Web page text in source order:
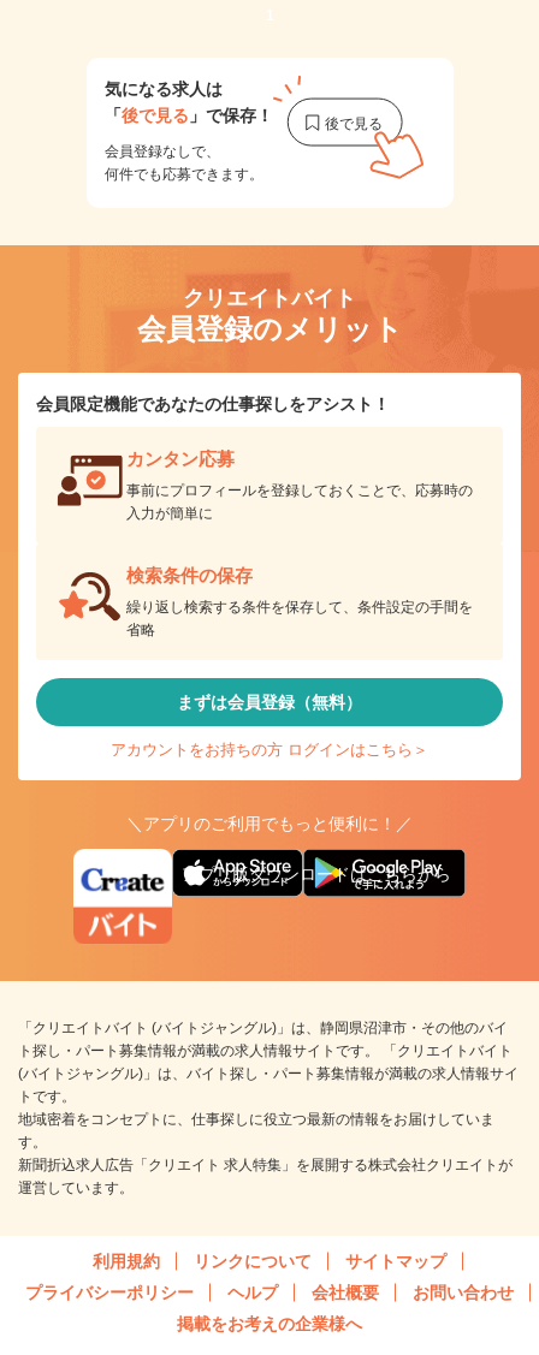
1
気になる求人は
「後で見る 」で保存！
会員登録なしで、
何件でも応募できます。
クリエイトバイト
会員登録のメリット
会員限定機能であなたの仕事探しをアシスト！
カンタン応募
事前にプロフィールを登録しておくことで、応募時の
入力が簡単に
検索条件の保存
繰り返し検索する条件を保存して、条件設定の手間を
省略
まずは会員登録（無料）
アカウントをお持ちの方 ログインはこちら＞
＼アプリのご利用でもっと便利に！／
アプリ版ダウンロードはこちらから
「クリエイトバイト (バイトジャングル)」は、静岡県沼津市・その他のバイ
ト探し・パート募集情報が満載の求人情報サイトです。 「クリエイトバイト
(バイトジャングル)」は、バイト探し・パート募集情報が満載の求人情報サイ
トです。
地域密着をコンセプトに、仕事探しに役立つ最新の情報をお届けしていま
す。
新聞折込求人広告「クリエイト 求人特集」を展開する株式会社クリエイトが
運営しています。
利用規約 リンクについて
サイトマップ
プライバシーポリシー
ヘルプ 会社概要
お問い合わせ
掲載をお考えの企業様へ